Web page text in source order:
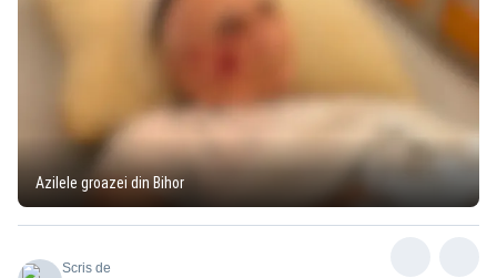
Azilele groazei din Bihor
Scris de